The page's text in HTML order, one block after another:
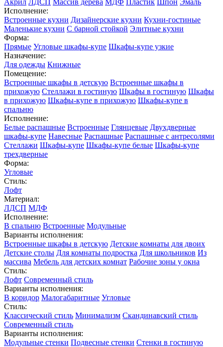
Акрил ЛДСП Массив дерева МДФ Пластик Шпон Эмаль
Исполнение:
Встроенные кухни Дизайнерские кухни Кухни-гостиные
Маленькие кухни С барной стойкой Элитные кухни
Форма:
Прямые Угловые шкафы-купе Шкафы-купе узкие
Назначение:
Для одежды Книжные
Помещение:
Встроенные шкафы в детскую Встроенные шкафы в
прихожую Стеллажи в гостиную Шкафы в гостиную Шкафы
в прихожую Шкафы-купе в прихожую Шкафы-купе в
спальню
Исполнение:
Белые распашные Встроенные Глянцевые Двухдверные
шкафы-купе Навесные Распашные Распашные с антресолями
Стеллажи Шкафы-купе Шкафы-купе белые Шкафы-купе
трехдверные
Форма:
Угловые
Стиль:
Лофт
Материал:
ЛДСП МДФ
Исполнение:
В спальню Встроенные Модульные
Варианты исполнения:
Встроенные шкафы в детскую Детские комнаты для двоих
Детские столы Для комнаты подростка Для школьников Из
массива Мебель для детских комнат Рабочие зоны у окна
Стиль:
Лофт Современный стиль
Варианты исполнения:
В коридор Малогабаритные Угловые
Стиль:
Классический стиль Минимализм Скандинавский стиль
Современный стиль
Варианты исполнения:
Модульные стенки Подвесные стенки Стенки в гостиную